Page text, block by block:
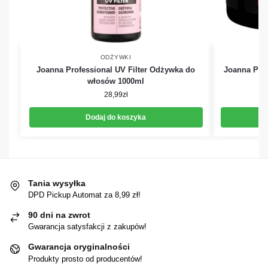
ODŻYWKI
Joanna Professional UV Filter Odżywka do
włosów 1000ml
28,99zł
Dodaj do koszyka
Joanna
Tania wysyłka
DPD Pickup Automat za 8,99 zł!
90 dni na zwrot
Gwarancja satysfakcji z zakupów!
Gwarancja oryginalności
Produkty prosto od producentów!